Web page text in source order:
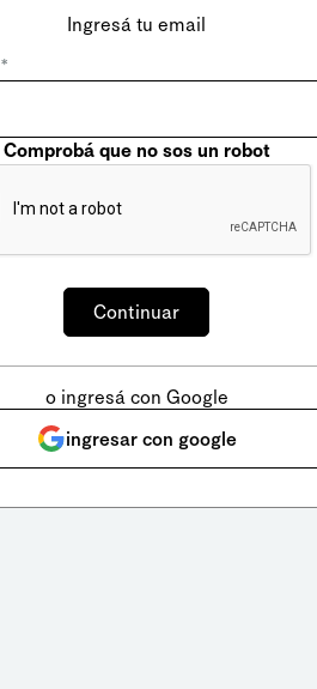
Ingresá tu email
*
Comprobá que no sos un robot
o ingresá con Google
ingresar con google